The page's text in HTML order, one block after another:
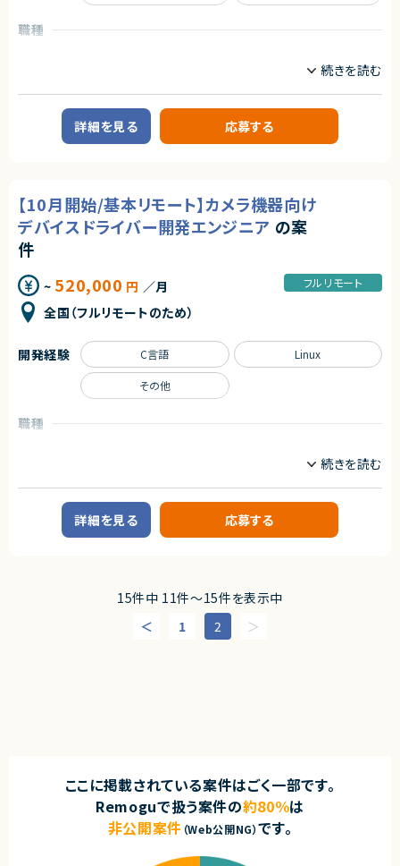
・役割ベースのアクセス制御（RBAC）やシングルサインオン（SSO）の理解と
実装経験
・クラウドセキュリティフレームワーク（CISベンチマーク、NIST等）の理解と
・ハードウェア（特にCPU・GPU）のパフォーマンス最適化およびトラブルシュ
・コンテナやオーケストレーション技術の深い理解（Docker、Kubernetes）
・仮想化技術（例：VMware、KVM）の深い理解
契約形態
契約元
株式会社LASSIC
エージェントから
場価値の高い経験を積めます！
◎Terraformを活用したIaC推進や業務自動化など、運用改善に主体的に
関わることができます！
◎裁量が大きく、課題発見から企画・改善推進までリーダーシップを発揮でき
るポジションです！
◎フルフレックス環境のため、柔軟な働き方を実現しながら長期参画が期待
・デジタル決済向け基盤の新規構築に伴う増員募集です。
■担当工程
・週4日程度のリモートワーク（月2～3回程度出社予定）
・テスト工程および本番環境対応時には出社頻度が増加する可能性あり
求めるスキル
・Oracleに関する知識
・Oracleデータベース移行の経験
・ミドルウェアの運用保守または新規構築の経験
■尚可スキル
・Oracle19cに関する知識
・ExaCCに関する知識
・OCIに関する知識
・運用MW(JP1,Zabbix,LogStorage,DeepSecurity)の知識
■求める人物像
・能動的に一人称で動けること
・指示待ちにならず自分から主体的にスケジュール作成、不明点の調査など
・問題、課題を周りに共有しながら進めていけること
契約元
株式会社LASSIC
エージェントから
◎大規模な決済基盤プロジェクトのため、安定性・可用性を意識した基盤構
職種
大手製造業企業向けの共通基盤開発・運用案件です。
複数の工場向けシステム開発チームに対し、CI/CD、監視、通知、認証・認可
などの共通機能を提供するプラットフォームの設計・構築・運用を担当いただ
・共通基盤の設計・構築・運用
・CI/CD環境の整備および改善
・監視・通知基盤の構築、運用改善
・認証・認可基盤の設計・運用
・Kubernetesを中心としたコンテナ基盤の運用・改善
・OSS製品の調査、技術検証、導入支援
・SREの観点からの信頼性向上施策の企画・実施
・開発チーム向けプラットフォームの改善および運用支援
・工場向けシステム開発チームの生産性向上および開発効率改善のため
・要件整理、設計、構築、運用改善、運用保守
■その他補足
・フルリモート勤務 （初日のみ田町へ出社の可能性あり）
・Gitを利用したチーム開発経験
・LinuxをCLIで操作できること
・AWSまたはGCPなどのパブリッククラウドを利用した開発・構築経験
・スクラムなどのアジャイル開発経験
・Docker、Kubernetesを利用した開発・運用経験
・CI/CDパイプラインの構築・運用経験
・SRE、プラットフォームエンジニアリング、インフラ自動化の経験
株式会社LASSIC
エージェントから
◎大規模製造業向けシステムを支える共通基盤開発に携われるため、高い
詳細を見る 応募する
【10月開始/基本リモート】カメラ機器向け
デバイスドライバー開発エンジニア の案
件
~ 520,000 円 ／月
全国（フルリモートのため）
フルリモート
職種
組込みソフトウェア開発を中心とした開発プロジェクトです 。
■プロダクトやサービスの概要
・組込みLinux環境におけるデバイスドライバーの開発
・ソフトウェア評価および不具合解析
・機能不具合および性能不具合の調査、分析、修正対応
■その他補足
・テレワーク主体での勤務です
・状況に応じて新横浜または横浜みなとみらいへの出社が発生する可能性
開発経験 C言語 Linux
その他
詳細を見る 応募する
15件中 11件〜15件を表示中
1
2
ここに掲載されている案件はごく一部です。
Remoguで扱う案件の約80％は
非公開案件 （Web公開NG）です。